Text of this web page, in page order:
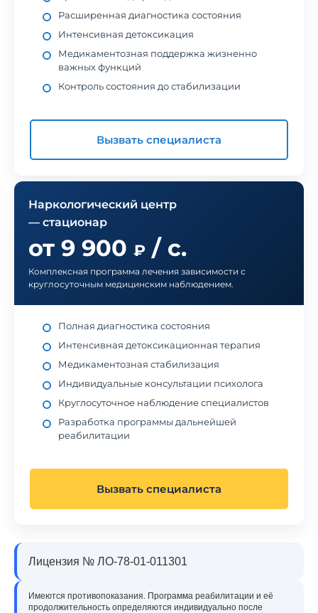
Расширенная диагностика состояния
Интенсивная детоксикация
Медикаментозная поддержка жизненно
важных функций
Контроль состояния до стабилизации
Вызвать специалиста
Наркологический центр
— стационар
от 9 900 ₽ / с.
Комплексная программа лечения зависимости с
круглосуточным медицинским наблюдением.
Полная диагностика состояния
Интенсивная детоксикационная терапия
Медикаментозная стабилизация
Индивидуальные консультации психолога
Круглосуточное наблюдение специалистов
Разработка программы дальнейшей
реабилитации
Вызвать специалиста
Лицензия № ЛО-78-01-011301
Имеются противопоказания. Программа реабилитации и её
продолжительность определяются индивидуально после